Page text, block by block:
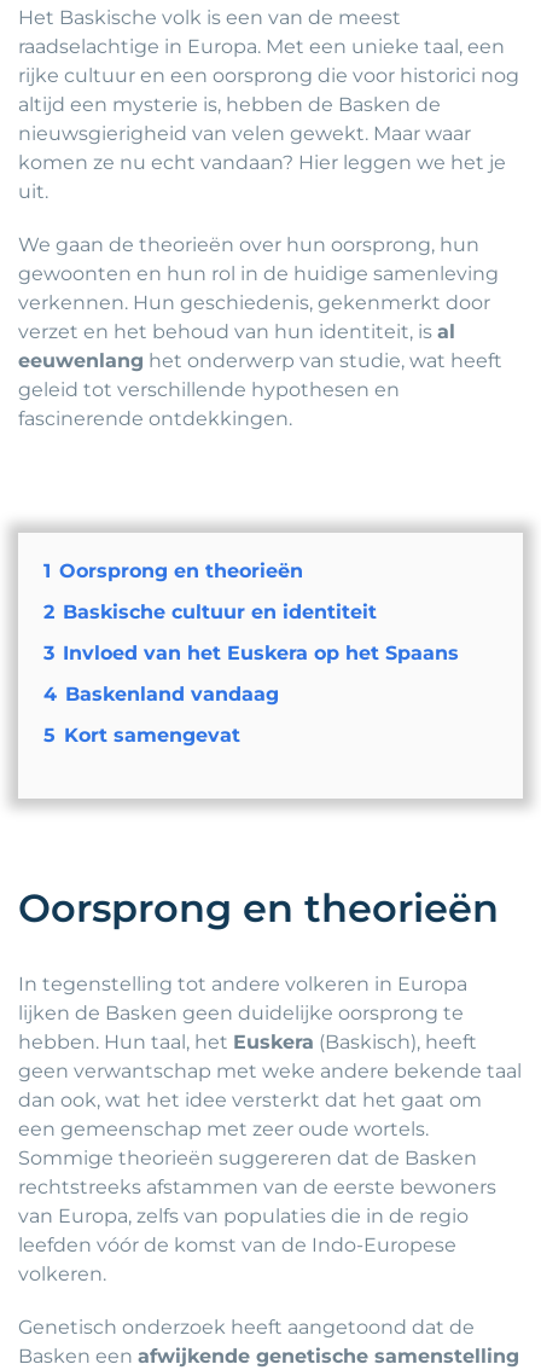
Het Baskische volk is een van de meest
raadselachtige in Europa. Met een unieke taal, een
rijke cultuur en een oorsprong die voor historici nog
altijd een mysterie is, hebben de Basken de
nieuwsgierigheid van velen gewekt. Maar waar
komen ze nu echt vandaan? Hier leggen we het je
uit.
We gaan de theorieën over hun oorsprong, hun
gewoonten en hun rol in de huidige samenleving
verkennen. Hun geschiedenis, gekenmerkt door
verzet en het behoud van hun identiteit, is al
eeuwenlang het onderwerp van studie, wat heeft
geleid tot verschillende hypothesen en
fascinerende ontdekkingen.
1 Oorsprong en theorieën
2 Baskische cultuur en identiteit
3 Invloed van het Euskera op het Spaans
4 Baskenland vandaag
5 Kort samengevat
Oorsprong en theorieën
In tegenstelling tot andere volkeren in Europa
lijken de Basken geen duidelijke oorsprong te
hebben. Hun taal, het Euskera (Baskisch), heeft
geen verwantschap met weke andere bekende taal
dan ook, wat het idee versterkt dat het gaat om
een gemeenschap met zeer oude wortels.
Sommige theorieën suggereren dat de Basken
rechtstreeks afstammen van de eerste bewoners
van Europa, zelfs van populaties die in de regio
leefden vóór de komst van de Indo-Europese
volkeren.
Genetisch onderzoek heeft aangetoond dat de
Basken een afwijkende genetische samenstelling